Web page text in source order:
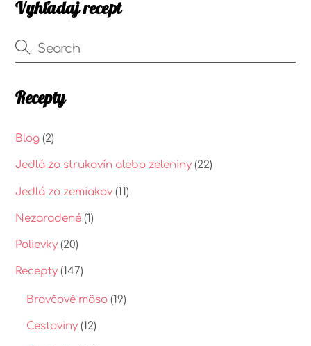
Vyhľadaj recept
Recepty
Blog (2)
Jedlá zo strukovín alebo zeleniny (22)
Jedlá zo zemiakov (11)
Nezaradené (1)
Polievky (20)
Recepty (147)
Bravčové mäso(19)
Cestoviny(12)